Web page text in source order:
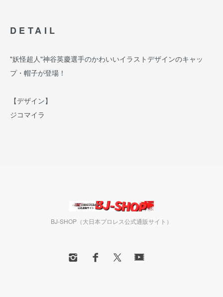
DETAIL
"妖怪超人"神谷英慶選手のかわいいイラストデザインのキャッ
プ・帽子が登場！
【デザイン】
ジコマイラ
BJ-SHOP（大日本プロレス公式通販サイト）